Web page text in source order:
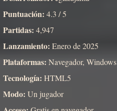
Puntuación: 4.3 / 5
Partidas: 4,947
Lanzamiento: Enero de 2025
Plataformas: Navegador, Windows
Tecnología: HTML5
Modo: Un jugador